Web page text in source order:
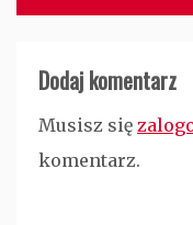
Dodaj komentarz
Musisz się
komentarz.